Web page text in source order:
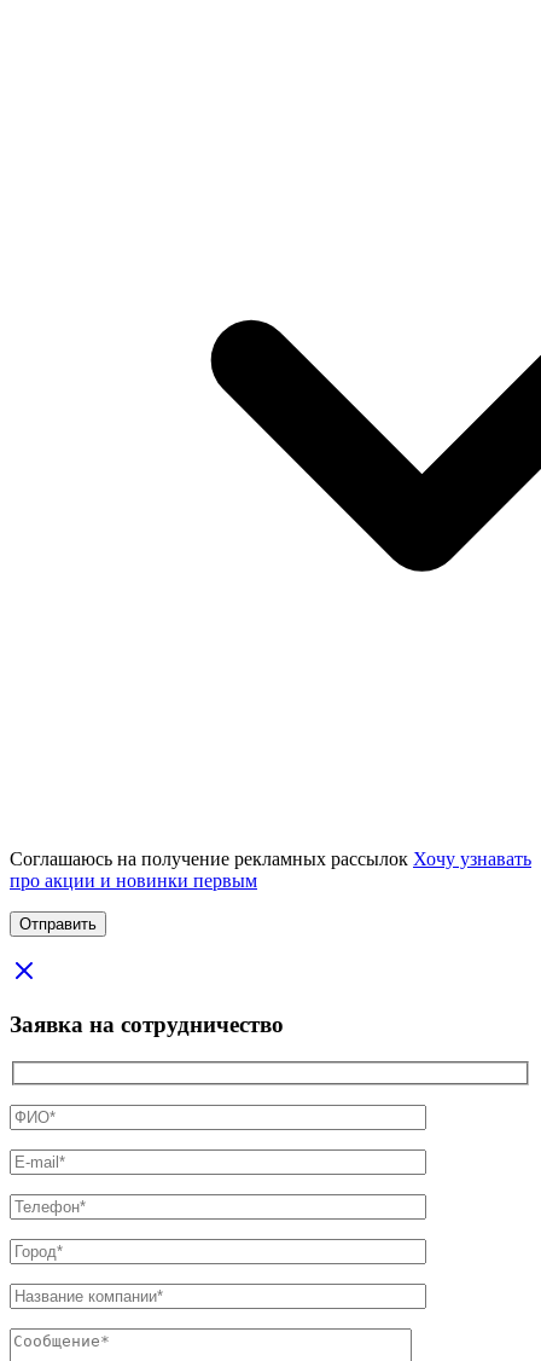
Соглашаюсь на получение рекламных рассылок Хочу узнавать
про акции и новинки первым
Заявка на сотрудничество